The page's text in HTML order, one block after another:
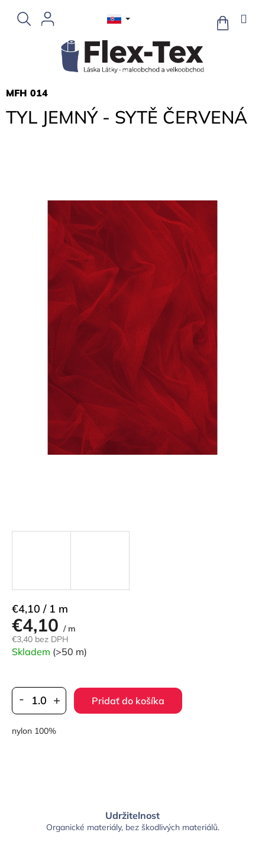
obsah
KOŠÍK
TYL JEMNÝ - SYTĚ ČERVENÁ
MFH 014
€4,10 / m
€3,40 bez DPH
Jednotková
cena:
€4,10 / 1 m
Skladem (>50 m)
Pridať do košíka
nylon 100%
Udržitelnost
Organické materiály, bez škodlivých materiálů.